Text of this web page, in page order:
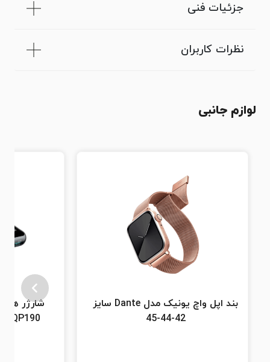
جزئیات فنی
نظرات کاربران
لوازم جانبی
بند اپل واچ یونیک مدل Dante سایز
42-44-45